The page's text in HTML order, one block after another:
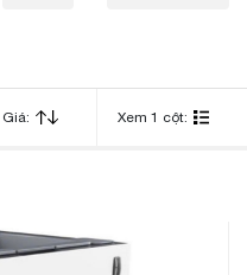
Giá: Xem 1 cột: